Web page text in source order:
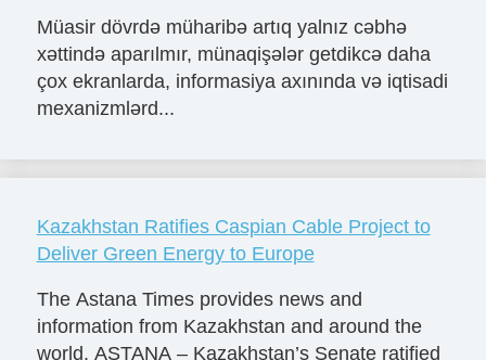
Müasir dövrdə müharibə artıq yalnız cəbhə
xəttində aparılmır, münaqişələr getdikcə daha
çox ekranlarda, informasiya axınında və iqtisadi
mexanizmlərd...
Kazakhstan Ratifies Caspian Cable Project to
Deliver Green Energy to Europe
The Astana Times provides news and
information from Kazakhstan and around the
world. ASTANA – Kazakhstan’s Senate ratified